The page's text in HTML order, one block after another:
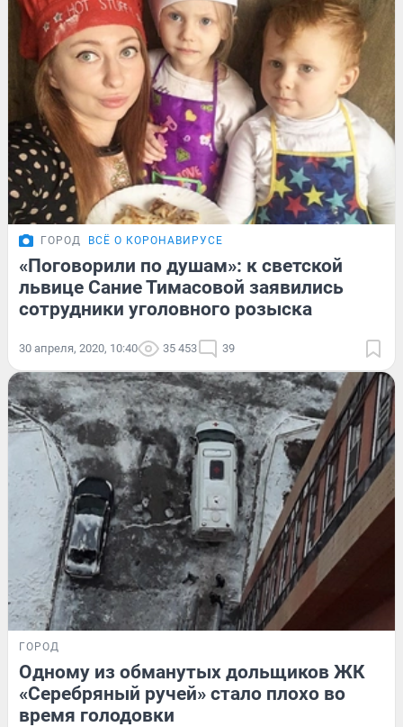
ГОРОД ВСЁ О КОРОНАВИРУСЕ
«Поговорили по душам»: к светской
львице Сание Тимасовой заявились
сотрудники уголовного розыска
30 апреля, 2020, 10:40 35 453 39
ГОРОД
Одному из обманутых дольщиков ЖК
«Серебряный ручей» стало плохо во
время голодовки